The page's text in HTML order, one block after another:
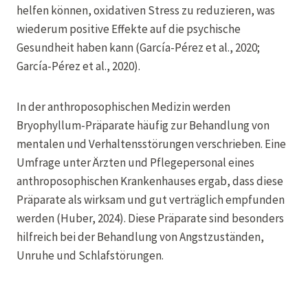
helfen können, oxidativen Stress zu reduzieren, was
wiederum positive Effekte auf die psychische
Gesundheit haben kann (García-Pérez et al., 2020;
García-Pérez et al., 2020).
In der anthroposophischen Medizin werden
Bryophyllum-Präparate häufig zur Behandlung von
mentalen und Verhaltensstörungen verschrieben. Eine
Umfrage unter Ärzten und Pflegepersonal eines
anthroposophischen Krankenhauses ergab, dass diese
Präparate als wirksam und gut verträglich empfunden
werden (Huber, 2024). Diese Präparate sind besonders
hilfreich bei der Behandlung von Angstzuständen,
Unruhe und Schlafstörungen.